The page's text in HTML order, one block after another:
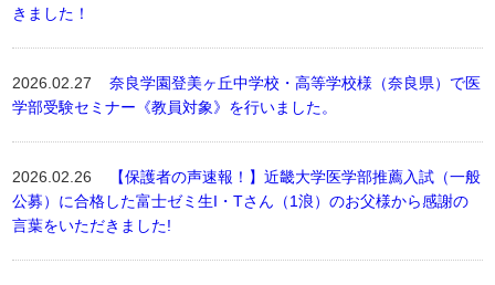
きました！
2026.02.27奈良学園登美ヶ丘中学校・高等学校様（奈良県）で医
学部受験セミナー《教員対象》を行いました。
2026.02.26
【保護者の声速報！】近畿大学医学部推薦入試（一般
公募）に合格した富士ゼミ生I・Tさん（1浪）のお父様から感謝の
言葉をいただきました!